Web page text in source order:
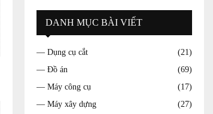
DANH MỤC BÀI VIẾT
— Dụng cụ cắt
(21)
— Đồ án
(69)
— Máy công cụ
(17)
— Máy xây dựng
(27)